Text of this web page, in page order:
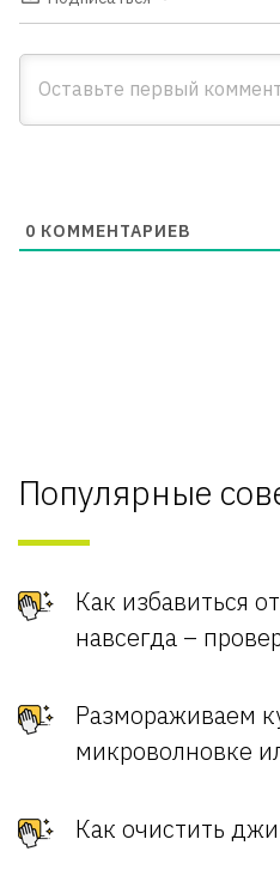
0 КОММЕНТАРИЕВ
Популярные
Как избавиться
навсегда –
Размораживаем
микроволновке
Как очистить